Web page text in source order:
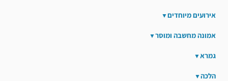
אירועים מיוחדים
אמונה מחשבה ומוסר
גמרא
הלכה